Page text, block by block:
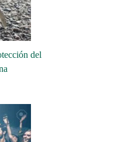
del